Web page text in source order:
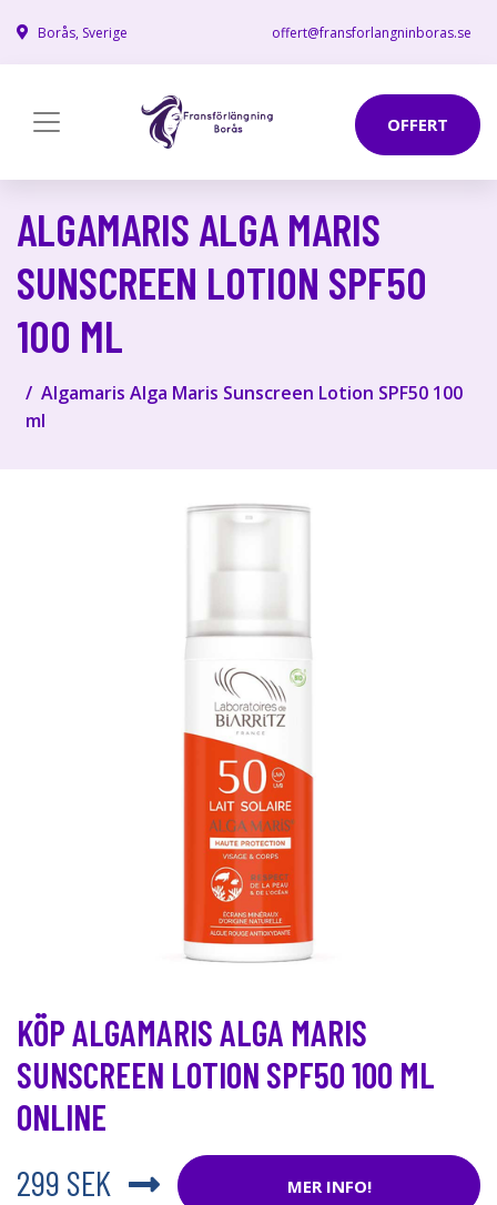
Borås, Sverige offert@fransforlangninboras.se
OFFERT
ALGAMARIS ALGA MARIS
SUNSCREEN LOTION SPF50
100 ML
Algamaris Alga Maris Sunscreen Lotion SPF50 100
ml
KÖP ALGAMARIS ALGA MARIS
SUNSCREEN LOTION SPF50 100 ML
ONLINE
299 SEK
MER INFO!